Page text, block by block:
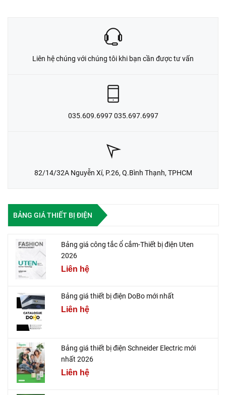
Liên hệ chúng với chúng tôi khi bạn cần được tư vấn
035.609.6997 035.697.6997
82/14/32A Nguyễn Xí, P.26, Q.Bình Thạnh, TPHCM
BẢNG GIÁ THIẾT BỊ ĐIỆN
Bảng giá công tắc ổ cắm-Thiết bị điện Uten
2026
Liên hệ
Bảng giá thiết bị điện DoBo mới nhất
Liên hệ
Bảng giá thiết bị điện Schneider Electric mới
nhất 2026
Liên hệ